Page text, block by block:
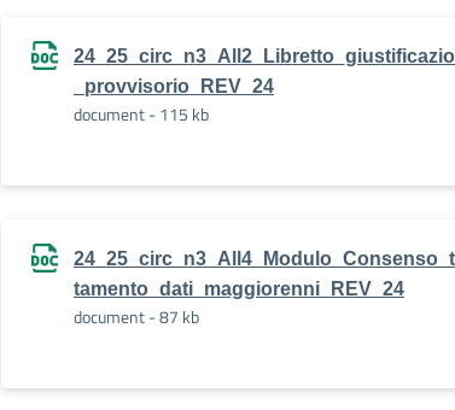
_provvisorio_REV_24
document - 115 kb
tamento_dati_maggiorenni_REV_24
document - 87 kb